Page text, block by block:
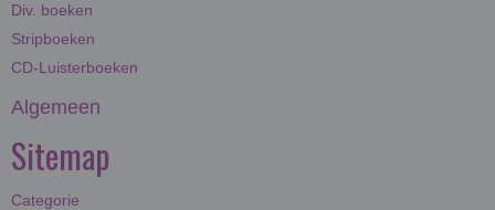
Div. boeken
Stripboeken
CD-Luisterboeken
Algemeen
Sitemap
Categorie